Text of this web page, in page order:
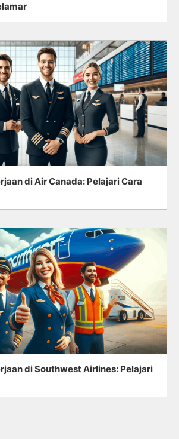
di Air Canada: Pelajari Cara
di Southwest Airlines: Pelajari